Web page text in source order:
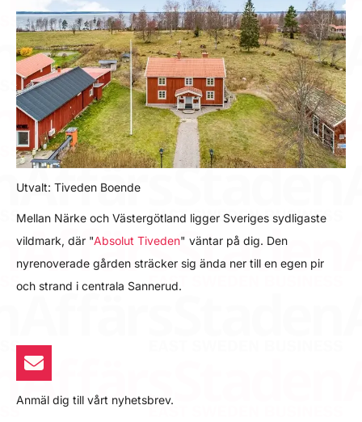
Utvalt: Tiveden Boende
Mellan Närke och Västergötland ligger Sveriges sydligaste
vildmark, där "Absolut Tiveden" väntar på dig. Den
nyrenoverade gården sträcker sig ända ner till en egen pir
och strand i centrala Sannerud.
Anmäl dig till vårt nyhetsbrev.